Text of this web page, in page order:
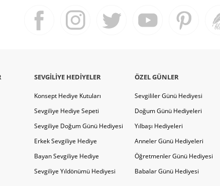
SEVGILIYE HEDIYELER
Konsept Hediye Kutuları
Sevgiliye Hediye Sepeti
Sevgiliye Doğum Günü Hediyesi
Erkek Sevgiliye Hediye
Bayan Sevgiliye Hediye
Sevgiliye Yıldönümü Hediyesi
ÖZEL GÜNLER
Sevgililer Günü Hediyesi
Doğum Günü Hediyeleri
Yılbaşı Hediyeleri
Anneler Günü Hediyeleri
Öğretmenler Günü Hediyesi
Babalar Günü Hediyesi